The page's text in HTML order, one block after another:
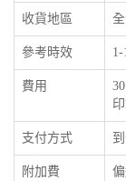
收貨地區
參考時效 1-
費用
支付方式
附加費